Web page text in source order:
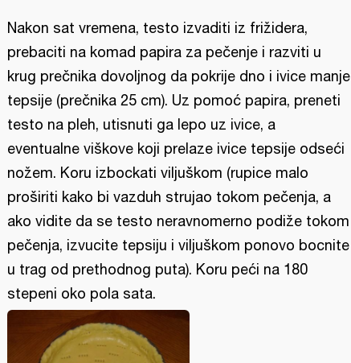
Nakon sat vremena, testo izvaditi iz frižidera,
prebaciti na komad papira za pečenje i razviti u
krug prečnika dovoljnog da pokrije dno i ivice manje
tepsije (prečnika 25 cm). Uz pomoć papira, preneti
testo na pleh, utisnuti ga lepo uz ivice, a
eventualne viškove koji prelaze ivice tepsije odseći
nožem. Koru izbockati viljuškom (rupice malo
proširiti kako bi vazduh strujao tokom pečenja, a
ako vidite da se testo neravnomerno podiže tokom
pečenja, izvucite tepsiju i viljuškom ponovo bocnite
u trag od prethodnog puta). Koru peći na 180
stepeni oko pola sata.